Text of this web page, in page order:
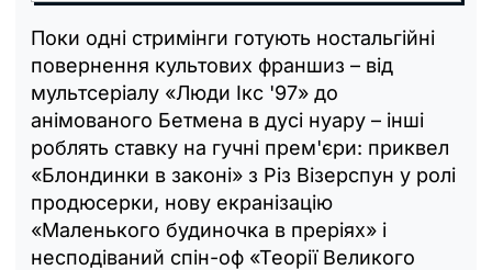
Поки одні стримінги готують ностальгійні
повернення культових франшиз – від
мультсеріалу «Люди Ікс '97» до
анімованого Бетмена в дусі нуару – інші
роблять ставку на гучні прем'єри: приквел
«Блондинки в законі» з Різ Візерспун у ролі
продюсерки, нову екранізацію
«Маленького будиночка в преріях» і
несподіваний спін-оф «Теорії Великого